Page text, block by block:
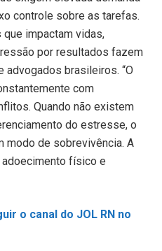
controle sobre as tarefas.
impactam vidas,
por resultados fazem
advogados brasileiros. “O
com
Quando não existem
do estresse, o
modo de sobrevivência. A
físico e
o canal do JOL RN no